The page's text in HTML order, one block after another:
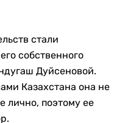
стали
собственного
Дуйсеновой.
Казахстана она не
лично, поэтому ее